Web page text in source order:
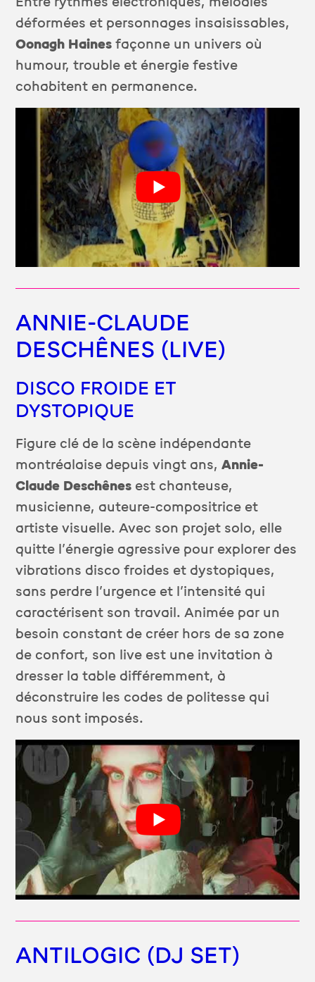
déformées et personnages insaisissables,
Oonagh Haines façonne un univers où
humour, trouble et énergie festive
cohabitent en permanence.
ANNIE-CLAUDE
DESCHÊNES (LIVE)
DISCO FROIDE ET
DYSTOPIQUE
Figure clé de la scène indépendante
montréalaise depuis vingt ans,Annie-
Claude Deschênes est chanteuse,
musicienne, auteure-compositrice et
artiste visuelle. Avec son projet solo, elle
quitte l’énergie agressive pour explorer des
vibrations disco froides et dystopiques,
sans perdre l’urgence et l’intensité qui
caractérisent son travail. Animée par un
besoin constant de créer hors de sa zone
de confort, son live est une invitation à
dresser la table différemment, à
déconstruire les codes de politesse qui
nous sont imposés.
ANTILOGIC (DJ SET)